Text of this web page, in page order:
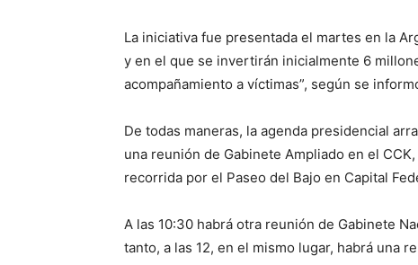
La iniciativa fue presentada el martes en la
y en el que se invertirán inicialmente 6
acompañamiento a víctimas”, según se
De todas maneras, la agenda presidencial
una reunión de Gabinete Ampliado en el
recorrida por el Paseo del Bajo en Capital
A las 10:30 habrá otra reunión de Gabinete
tanto, a las 12, en el mismo lugar, habrá una